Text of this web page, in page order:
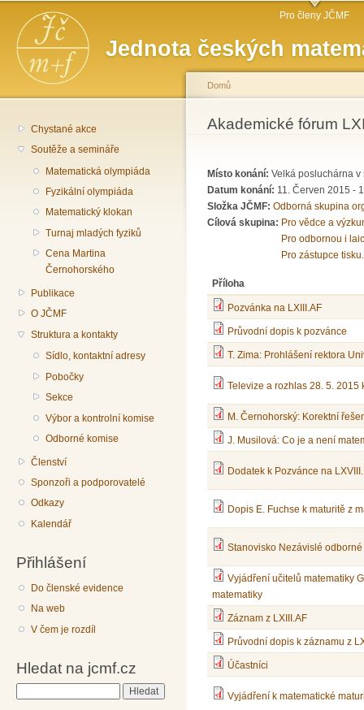
Jednota českých
Hlavní menu Pro členy JČMF
Chystané akce
Soutěže a semináře
Matematická olympiáda
Fyzikální olympiáda
Matematický klokan
Turnaj mladých fyziků
Cena Martina
Černohorského
Publikace
O JČMF
Struktura a kontakty
Sídlo, kontaktní adresy
Pobočky
Sekce
Výbor a kontrolní komise
Odborné komise
Členství
Sponzoři a podporovatelé
Odkazy
Kalendář
Přihlášení
Do členské evidence
Na web
V čem je rozdíl
Hledat na jcmf.cz
Jste zde
Domů
Akademické fórum
Místo konání: Velká posluchárna v
Datum konání: 11. Červen 2015 -
Složka JČMF: Odborná skupina
Cílová skupina: Pro vědce a
Pro odbornou i
Pro zástupce tisku.
Příloha
Pozvánka na LXIII.AF
Průvodní dopis k pozvánce
T. Zima: Prohlášení rektora
Televize a rozhlas 28. 5. 2015
M. Černohorský: Korektní
J. Musilová: Co je a není
Dodatek k Pozvánce na LXVIII.
Dopis E. Fuchse k maturitě z
Stanovisko Nezávislé
Vyjádření učitelů matematiky
matematiky
Záznam z LXIII.AF
Průvodní dopis k záznamu z
Účastníci
Vyjádření k matematické